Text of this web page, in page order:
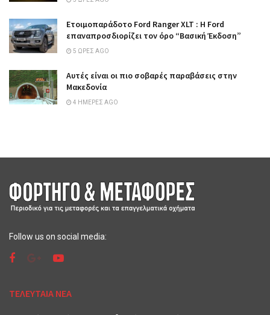
Ετοιμοπαράδοτο Ford Ranger XLT : Η Ford
επαναπροσδιορίζει τον όρο “Βασική Έκδοση”
5 ΏΡΕΣ AGO
Αυτές είναι οι πιο σοβαρές παραβάσεις στην
Μακεδονία
4 ΗΜΈΡΕΣ AGO
Follow us on social media:
ΤΕΛΕΥΤΑΙΑ ΝΕΑ